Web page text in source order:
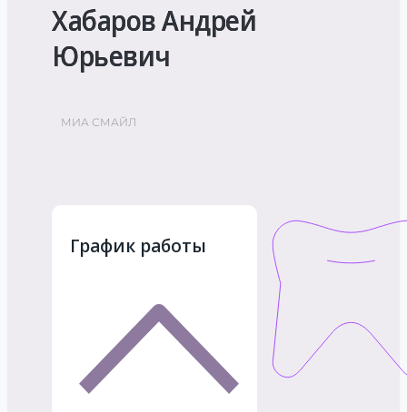
Хабаров Андрей
Юрьевич
МИА СМАЙЛ
График работы